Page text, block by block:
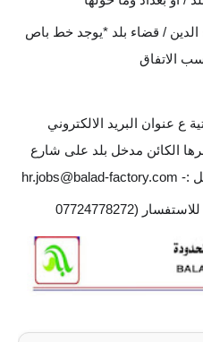
/ قضاء بلد *يوجد خط باص
الاتفاق
ع عنوان البريد الالكتروني
الكائن مدخل بلد على شارع
:-
hr.jobs@balad-factory.com
(07724778272